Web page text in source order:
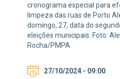
cronograma especial para
limpeza das ruas de Porto
domingo, 27, data do
eleições municipais. Foto:
Rocha/PMPA
27/10/2024 - 09:00